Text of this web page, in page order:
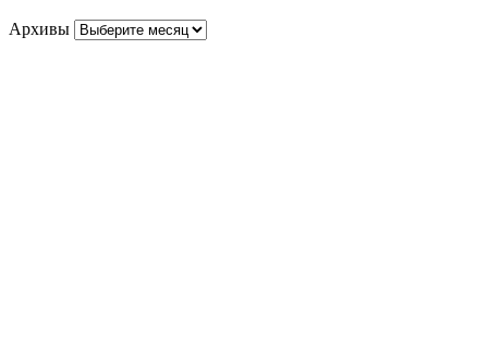
Архивы